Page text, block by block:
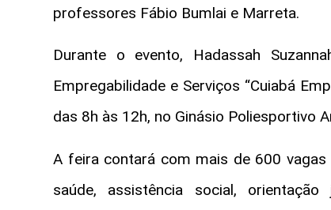
professores Fábio Bumlai e Marreta.
Durante o evento, Hadassah
Empregabilidade e Serviços “Cuiabá
das 8h às 12h, no Ginásio Poliesportivo
A feira contará com mais de 600
saúde, assistência social,